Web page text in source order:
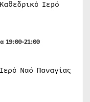
Ιερό
19:00-21:00
Ναό Παναγίας